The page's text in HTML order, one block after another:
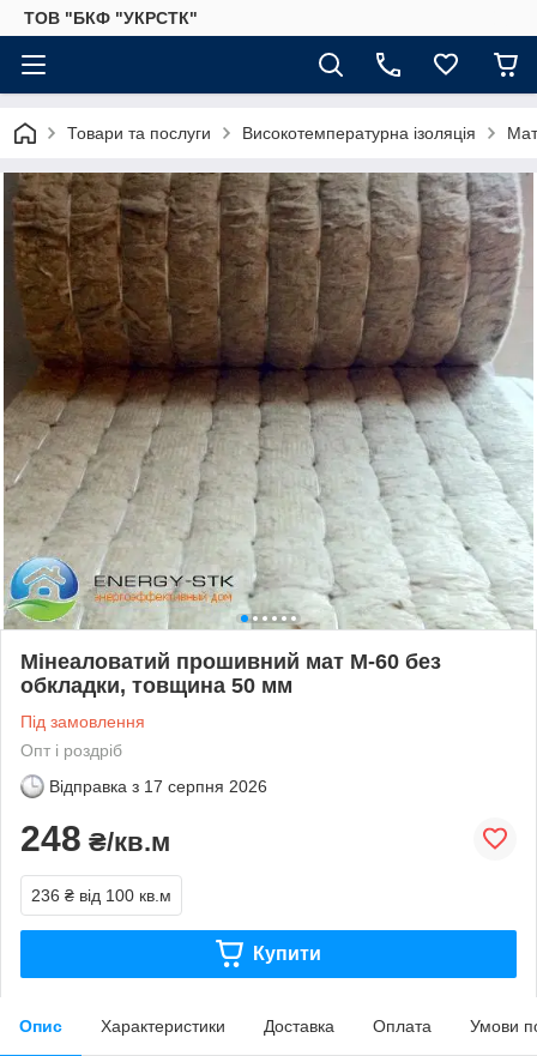
ТОВ "БКФ "УКРСТК"
Товари та послуги Високотемпературна ізоляція
Мінеаловатий прошивний мат М-60 без
обкладки, товщина 50 мм
Під замовлення
Опт і роздріб
Відправка з 17 серпня 2026
248 ₴/кв.м
236 ₴ від 100 кв.м
Купити
Опис Характеристики Доставка Оплата Умови